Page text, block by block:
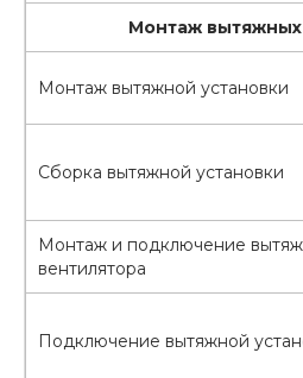
Монтаж вытяжных
Монтаж вытяжной установки
Сборка вытяжной установки
Монтаж и подключение
вентилятора
Подключение вытяжной